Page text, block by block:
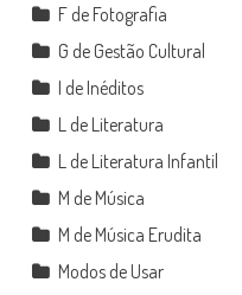
F de Fotografia
G de Gestão Cultural
I de Inéditos
L de Literatura
L de Literatura Infantil
M de Música
M de Música Erudita
Modos de Usar